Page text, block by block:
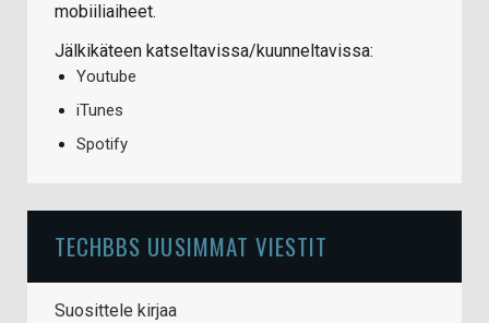
mobiiliaiheet.
Jälkikäteen katseltavissa/kuunneltavissa:
Youtube
iTunes
Spotify
TECHBBS UUSIMMAT VIESTIT
Suosittele kirjaa